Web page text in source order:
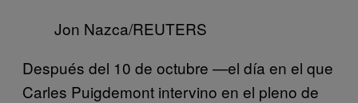
Jon Nazca/REUTERS
Después del 10 de octubre —el día en el que
Carles Puigdemont intervino en el pleno de